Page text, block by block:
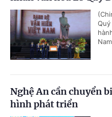
Nghệ An cần chuyển
hình phát triển